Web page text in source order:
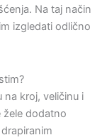
Na taj način
izgledati odlično
na kroj, veličinu i
žele dodatno